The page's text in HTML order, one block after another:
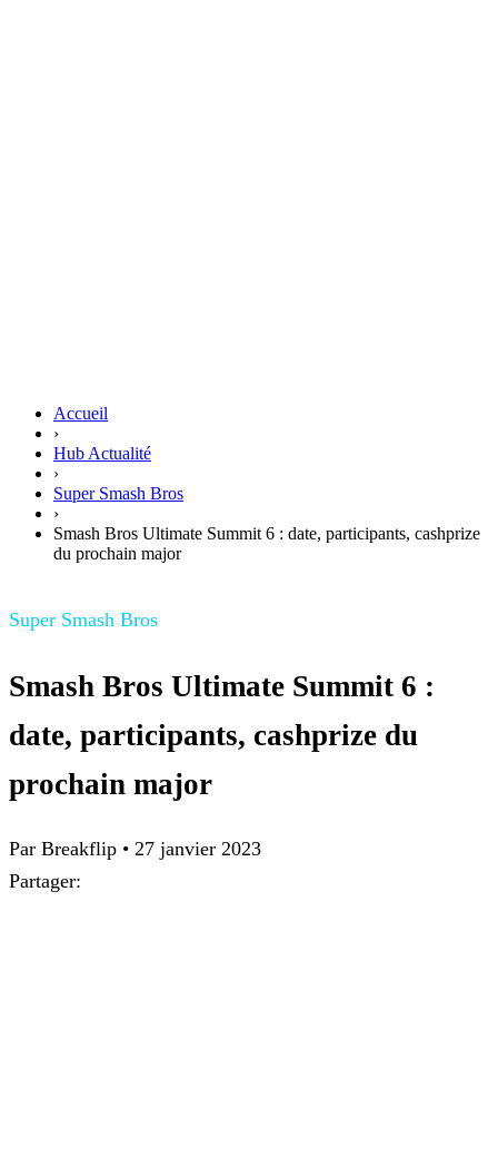
Accueil
›
Hub Actualité
›
Super Smash Bros
›
Smash Bros Ultimate Summit 6 : date, participants, cashprize
du prochain major
Super Smash Bros
Smash Bros Ultimate Summit 6 :
date, participants, cashprize du
prochain major
Par Breakflip • 27 janvier 2023
Partager: